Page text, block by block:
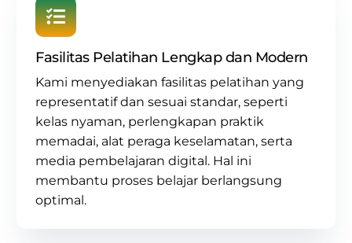
Fasilitas Pelatihan Lengkap dan Modern
Kami menyediakan fasilitas pelatihan yang
representatif dan sesuai standar, seperti
kelas nyaman, perlengkapan praktik
memadai, alat peraga keselamatan, serta
media pembelajaran digital. Hal ini
membantu proses belajar berlangsung
optimal.